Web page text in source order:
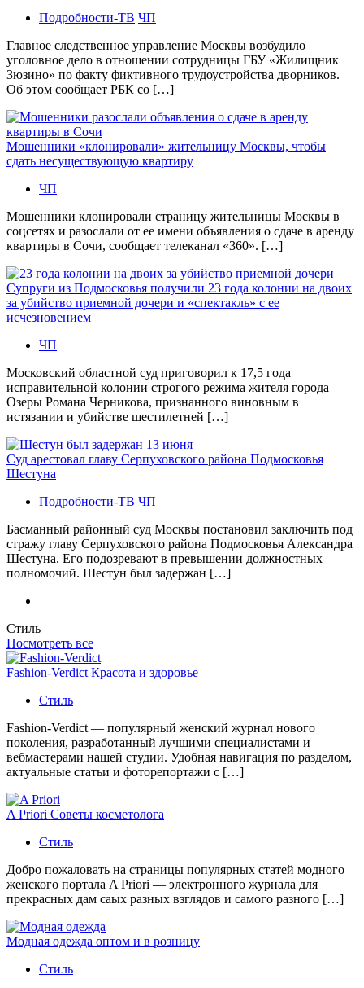
Подробности-ТВ ЧП
Главное следственное управление Москвы возбудило
уголовное дело в отношении сотрудницы ГБУ «Жилищник
Зюзино» по факту фиктивного трудоустройства дворников.
Об этом сообщает РБК со […]
Мошенники «клонировали» жительницу Москвы, чтобы
сдать несуществующую квартиру
ЧП
Мошенники клонировали страницу жительницы Москвы в
соцсетях и разослали от ее имени объявления о сдаче в аренду
квартиры в Сочи, сообщает телеканал «360». […]
Супруги из Подмосковья получили 23 года колонии на двоих
за убийство приемной дочери и «спектакль» с ее
исчезновением
ЧП
Московский областной суд приговорил к 17,5 года
исправительной колонии строгого режима жителя города
Озеры Романа Черникова, признанного виновным в
истязании и убийстве шестилетней […]
Суд арестовал главу Серпуховского района Подмосковья
Шестуна
Подробности-ТВ ЧП
Басманный районный суд Москвы постановил заключить под
стражу главу Серпуховского района Подмосковья Александра
Шестуна. Его подозревают в превышении должностных
полномочий. Шестун был задержан […]
Стиль
Посмотреть все
Fashion-Verdict Красота и здоровье
Стиль
Fashion-Verdict — популярный женский журнал нового
поколения, разработанный лучшими специалистами и
вебмастерами нашей студии. Удобная навигация по разделом,
актуальные статьи и фоторепортажи с […]
A Priori Советы косметолога
Стиль
Добро пожаловать на страницы популярных статей модного
женского портала A Priori — электронного журнала для
прекрасных дам саых разных взглядов и самого разного […]
Модная одежда оптом и в розницу
Стиль